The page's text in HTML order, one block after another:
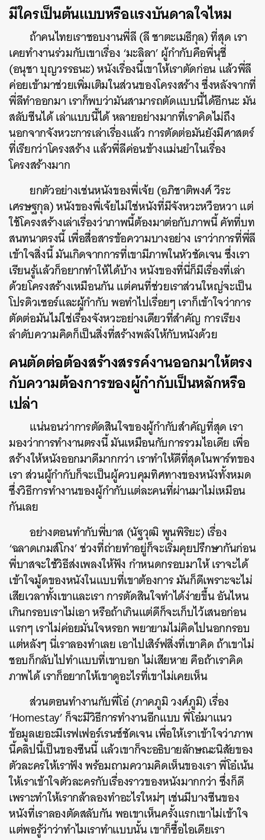
มีใครเป็นต้นแบบหรือแรงบันดาลใจไหม
ถ้าคนไทยเราชอบงานพี่ลี (ลี ชาตะเมธีกุล) ที่สุด เรา
เคยทำงานร่วมกับเขาเรื่อง ‘มะลิลา’ ผู้กำกับคือพี่นุชี่
(อนุชา บุญวรรธนะ) หนังเรื่องนี้เขาให้เราตัดก่อน แล้วพี่ลี
ค่อยเข้ามาช่วยเพิ่มเติมในส่วนของโครงสร้าง ซึ่งหลังจากที่
พี่ลีทำออกมา เราก็พบว่ามันสามารถตัดแบบนี้ได้อีกนะ มัน
สลับซีนได้ เล่าแบบนี้ได้ หลายอย่างมากที่เราคิดไม่ถึง
นอกจากจังหวะการเล่าเรื่องแล้ว การตัดต่อมันยังมีศาสตร์
ที่เรียกว่าโครงสร้าง แล้วพี่ลีค่อนข้างแม่นยำในเรื่อง
โครงสร้างมาก
ยกตัวอย่างเช่นหนังของพี่เจ้ย (อภิชาติพงศ์ วีระ
เศรษฐกุล) หนังของพี่เจ้ยไม่ใช่หนังที่มีจังหวะหวือหวา แต่
ใช้โครงสร้างเล่าเรื่องว่าภาพนี้ต้องมาต่อกับภาพนี้ คัทที่บท
สนทนาตรงนี้ เพื่อสื่อสารข้อความบางอย่าง เราว่าการที่พี่ลี
เข้าใจสิ่งนี้ มันเกิดจากการที่เขามีภาพในหัวชัดเจน ซึ่งเรา
เรียนรู้แล้วก็อยากทำให้ได้บ้าง หนังของที่นี่ก็มีเรื่องที่เล่า
ด้วยโครงสร้างเหมือนกัน แต่คนที่ช่วยเราส่วนใหญ่จะเป็น
โปรดิวเซอร์และผู้กำกับ พอทำไปเรื่อยๆ เราก็เข้าใจว่าการ
ตัดต่อมันไม่ใช่เรื่องจังหวะอย่างเดียวที่สำคัญ การเรียง
ลำดับความคิดก็เป็นสิ่งที่สร้างพลังให้กับหนังด้วย
คนตัดต่อต้องสร้างสรรค์งานออกมาให้ตรง
กับความต้องการของผู้กำกับเป็นหลักหรือ
เปล่า
แน่นอนว่าการตัดสินใจของผู้กำกับสำคัญที่สุด เรา
มองว่าการทำงานตรงนี้ มันเหมือนกับการรวมไอเดีย เพื่อ
สร้างให้หนังออกมาดีมากกว่า เราทำให้ดีที่สุดในพาร์ทของ
เรา ส่วนผู้กำกับก็จะเป็นผู้ควบคุมทิศทางของหนังทั้งหมด
ซึ่งวิธีการทำงานของผู้กำกับแต่ละคนที่ผ่านมาไม่เหมือน
กันเลย
อย่างตอนทำกับพี่บาส (นัฐวุฒิ พูนพิริยะ) เรื่อง
‘ฉลาดเกมส์โกง’ ช่วงที่ถ่ายทำอยู่ก็จะเริ่มคุยปรึกษากันก่อน
พี่บาสจะใช้วิธีส่งเพลงให้ฟัง กำหนดกรอบมาให้ เราจะได้
เข้าใจมู้ดของหนังในแบบที่เขาต้องการ มันก็ดีเพราะจะไม่
เสียเวลาทั้งเขาและเรา การตัดสินใจทำได้ง่ายขึ้น อันไหน
เกินกรอบเราไม่เอา หรือถ้าเกินแต่ดีก็จะเก็บไว้เสนอก่อน
แรกๆ เราไม่ค่อยมั่นใจหรอก พยายามไม่คิดไปนอกกรอบ
แต่หลังๆ นี่เราลองทำเลย เอาไปเสิร์ฟสิ่งที่เขาคิด ถ้าเขาไม่
ชอบก็กลับไปทำแบบที่เขาบอก ไม่เสียหาย คือถ้าเราคิด
ภาพได้ เราก็อยากให้เขาดูอะไรที่เขาไม่เคยเห็น
ส่วนตอนทำงานกับพี่โอ๋ (ภาคภูมิ วงศ์ภูมิ) เรื่อง
‘Homestay’ ก็จะมีวิธีการทำงานอีกแบบ พี่โอ๋มาแนว
ข้อมูลเยอะมีเรฟเฟอร์เรนซ์ชัดเจน เพื่อให้เราเข้าใจว่าภาพ
นี้คลิปนี้เป็นของซีนนี้ แล้วเขาก็จะอธิบายลักษณะนิสัยของ
ตัวละครให้เราฟัง พร้อมถามความคิดเห็นของเรา พี่โอ๋เน้น
ให้เราเข้าใจตัวละครกับเรื่องราวของหนังมากกว่า ซึ่งก็ดี
เพราะทำให้เรากล้าลองทำอะไรใหม่ๆ เช่นมีบางซีนของ
หนังที่เราลองตัดสลับกัน พอเขาเห็นครั้งแรกเขาไม่เข้าใจ
แต่พอรู้ว่าว่าทำไมเราทำแบบนั้น เขาก็ซื้อไอเดียเรา
ค้นหา
SHARE TWEET LINE EMAIL